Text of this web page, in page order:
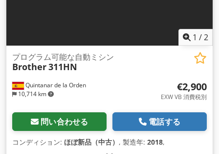
1 /2
Quintanar de la Orden
10,714 km
プログラム可能な自動ミシン
Brother311HN
€2,900
EXW VB 消費税別
問い合わせる 電話する
コンディション: ほぼ新品（中古） , 製造年: 2018,